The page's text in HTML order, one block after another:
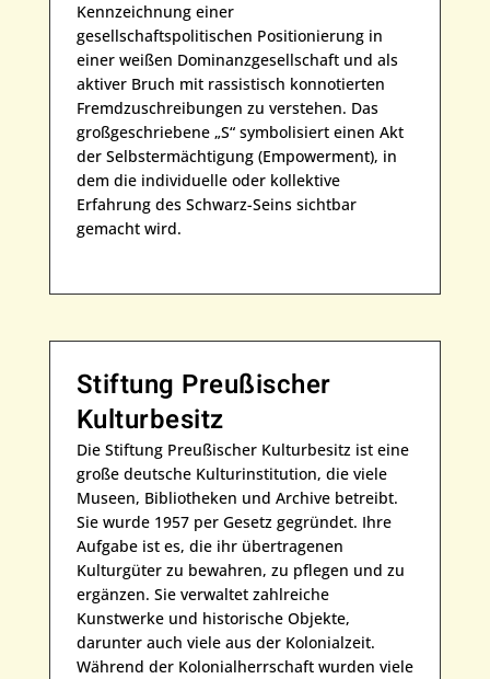
Kennzeichnung einer
gesellschaftspolitischen Positionierung in
einer weißen Dominanzgesellschaft und als
aktiver Bruch mit rassistisch konnotierten
Fremdzuschreibungen zu verstehen. Das
großgeschriebene „S“ symbolisiert einen Akt
der Selbstermächtigung (Empowerment), in
dem die individuelle oder kollektive
Erfahrung des Schwarz-Seins sichtbar
gemacht wird.
Stiftung Preußischer
Kulturbesitz
Die Stiftung Preußischer Kulturbesitz ist eine
große deutsche Kulturinstitution, die viele
Museen, Bibliotheken und Archive betreibt.
Sie wurde 1957 per Gesetz gegründet. Ihre
Aufgabe ist es, die ihr übertragenen
Kulturgüter zu bewahren, zu pflegen und zu
ergänzen. Sie verwaltet zahlreiche
Kunstwerke und historische Objekte,
darunter auch viele aus der Kolonialzeit.
Während der Kolonialherrschaft wurden viele